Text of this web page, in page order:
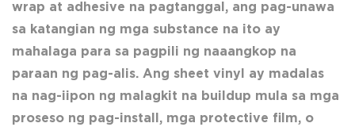
wrap at adhesive na pagtanggal, ang pag-unawa
sa katangian ng mga substance na ito ay
mahalaga para sa pagpili ng naaangkop na
paraan ng pag-alis. Ang sheet vinyl ay madalas
na nag-iipon ng malagkit na buildup mula sa mga
proseso ng pag-install, mga protective film, o